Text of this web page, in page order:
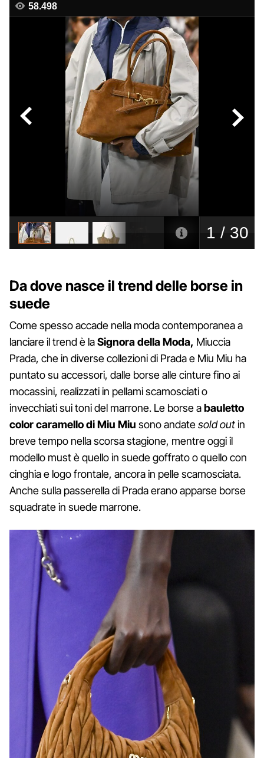
Da dove nasce il trend delle borse in
suede
Come spesso accade nella moda contemporanea a
lanciare il trend è laSignora della Moda, Miuccia
Prada, che in diverse collezioni di Prada e Miu Miu ha
puntato su accessori, dalle borse alle cinture fino ai
mocassini, realizzati in pellami scamosciati o
invecchiati sui toni del marrone. Le borse abauletto
color caramello di Miu Miu sono andatesold outin
breve tempo nella scorsa stagione, mentre oggi il
modello must è quello in suede goffrato o quello con
cinghia e logo frontale, ancora in pelle scamosciata.
Anche sulla passerella di Prada erano apparse borse
squadrate in suede marrone.